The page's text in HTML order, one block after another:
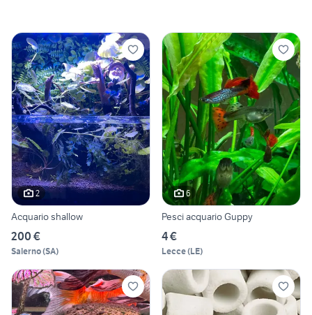
2
Acquario shallow
200 €
Salerno(SA)
6
Pesci acquario Guppy
4 €
Lecce(LE)